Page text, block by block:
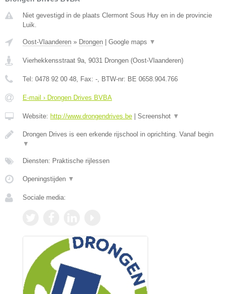
Niet gevestigd in de plaats Clermont Sous Huy en in de provincie
Luik.
Oost-Vlaanderen » Drongen | Google maps ▼
Vierhekkensstraat 9a 9031 Drongen (Oost-Vlaanderen)
Tel: 0478 92 00 48 , Fax: - , BTW-nr: BE 0658.904.766
E-mail › Drongen Drives BVBA
Website: http://www.drongendrives.be | Screenshot ▼
Drongen Drives is een erkende rijschool in oprichting. Vanaf begin
▼
Diensten: Praktische rijlessen
Openingstijden ▼
Sociale media: